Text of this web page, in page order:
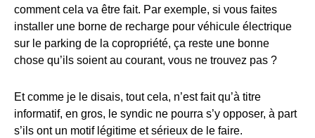
comment cela va être fait. Par exemple, si vous faites
installer une borne de recharge pour véhicule électrique
sur le parking de la copropriété, ça reste une bonne
chose qu’ils soient au courant, vous ne trouvez pas ?
Et comme je le disais, tout cela, n’est fait qu’à titre
informatif, en gros, le syndic ne pourra s’y opposer, à part
s’ils ont un motif légitime et sérieux de le faire.